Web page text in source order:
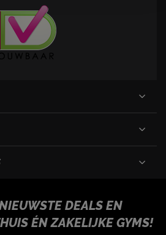
DEALS EN
ÉN ZAKELIJKE GYMS!